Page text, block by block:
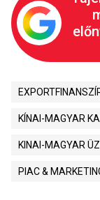
KÍNAI-MAGYAR
KINAI-MAGYAR
PIAC &